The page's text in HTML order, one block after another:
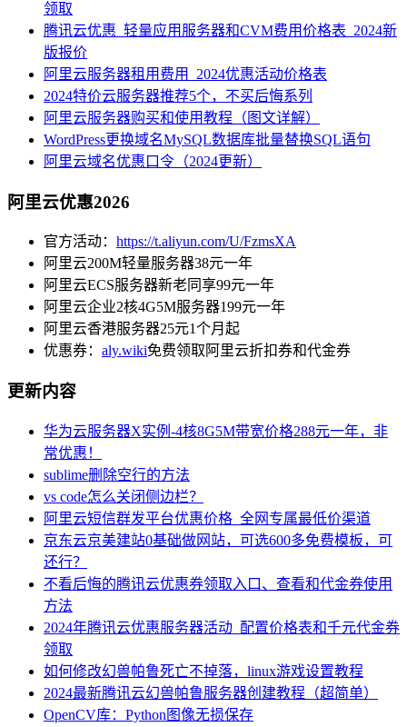
领取
腾讯云优惠_轻量应用服务器和CVM费用价格表_2024新
版报价
阿里云服务器租用费用_2024优惠活动价格表
2024特价云服务器推荐5个，不买后悔系列
阿里云服务器购买和使用教程（图文详解）
WordPress更换域名MySQL数据库批量替换SQL语句
阿里云域名优惠口令（2024更新）
阿里云优惠2026
官方活动： https://t.aliyun.com/U/FzmsXA
阿里云200M轻量服务器38元一年
阿里云ECS服务器新老同享99元一年
阿里云企业2核4G5M服务器199元一年
阿里云香港服务器25元1个月起
优惠券： aly.wiki免费领取阿里云折扣券和代金券
更新内容
华为云服务器X实例-4核8G5M带宽价格288元一年，非
常优惠！
sublime删除空行的方法
vs code怎么关闭侧边栏？
阿里云短信群发平台优惠价格_全网专属最低价渠道
京东云京美建站0基础做网站，可选600多免费模板，可
还行？
不看后悔的腾讯云优惠券领取入口、查看和代金券使用
方法
2024年腾讯云优惠服务器活动_配置价格表和千元代金券
领取
如何修改幻兽帕鲁死亡不掉落，linux游戏设置教程
2024最新腾讯云幻兽帕鲁服务器创建教程（超简单）
OpenCV库：Python图像无损保存